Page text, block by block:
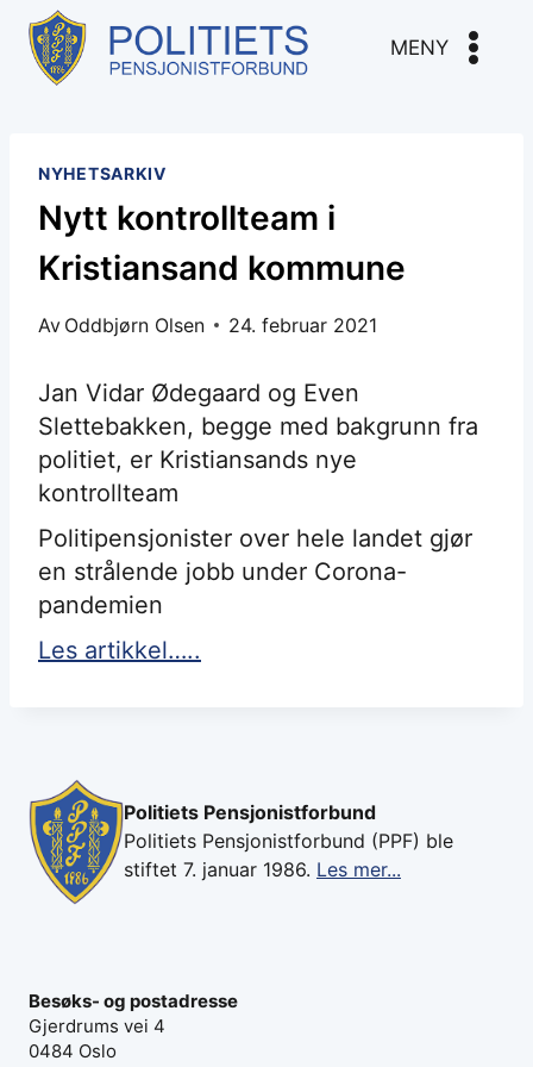
Skip
content
MENY
NYHETSARKIV
Nytt kontrollteam i
Kristiansand kommune
Av Oddbjørn Olsen 24. februar 2021
Jan Vidar Ødegaard og Even
Slettebakken, begge med bakgrunn fra
politiet, er Kristiansands nye
kontrollteam
Politipensjonister over hele landet gjør
en strålende jobb under Corona-
pandemien
Les artikkel…..
Politiets Pensjonistforbund
Politiets Pensjonistforbund (PPF) ble
stiftet 7. januar 1986. Les mer...
Besøks- og postadresse
Gjerdrums vei 4
0484 Oslo